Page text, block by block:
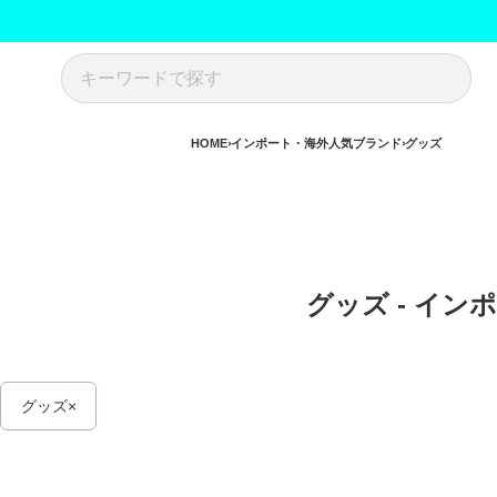
HOME インポート・海外人気ブランド グッズ
グッズ - イン
グッズ